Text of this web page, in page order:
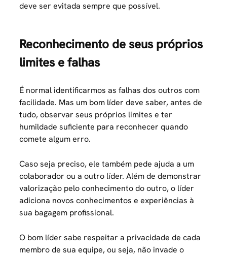
deve ser evitada sempre que possível.
Reconhecimento de seus próprios
limites e falhas
É normal identificarmos as falhas dos outros com
facilidade. Mas um bom líder deve saber, antes de
tudo, observar seus próprios limites e ter
humildade suficiente para reconhecer quando
comete algum erro.
Caso seja preciso, ele também pede ajuda a um
colaborador ou a outro líder. Além de demonstrar
valorização pelo conhecimento do outro, o líder
adiciona novos conhecimentos e experiências à
sua bagagem profissional.
O bom líder sabe respeitar a privacidade de cada
membro de sua equipe, ou seja, não invade o